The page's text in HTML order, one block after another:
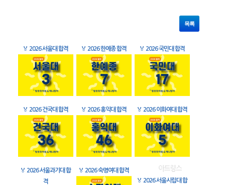
목록
🏅 2026 서울대 합격 🏅 2026 한예종 합격 🏅 2026 국민대 합격
🏅 2026 건국대 합격 🏅 2026 홍익대 합격 🏅 2026 이화여대 합격
🏅 2026 서울과기대 합
격
🏅 2026 숙명여대 합격
🏅 2026 서울시립대 합